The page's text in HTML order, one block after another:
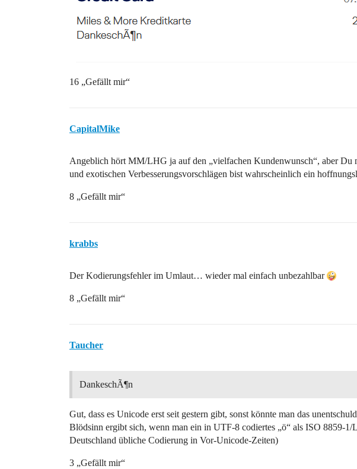
16 „Gefällt mir“
CapitalMike
Angeblich hört MM/LHG ja auf den „vielfachen Kundenwunsch“, aber Du
und exotischen Verbesserungsvorschlägen bist wahrscheinlich ein
8 „Gefällt mir“
krabbs
Der Kodierungsfehler im Umlaut… wieder mal einfach unbezahlbar
8 „Gefällt mir“
Taucher
DankeschÃ¶n
Gut, dass es Unicode erst seit gestern gibt, sonst könnte man das
Blödsinn ergibt sich, wenn man ein in UTF-8 codiertes „ö“ als ISO 8859-1/
Deutschland übliche Codierung in Vor-Unicode-Zeiten)
3 „Gefällt mir“